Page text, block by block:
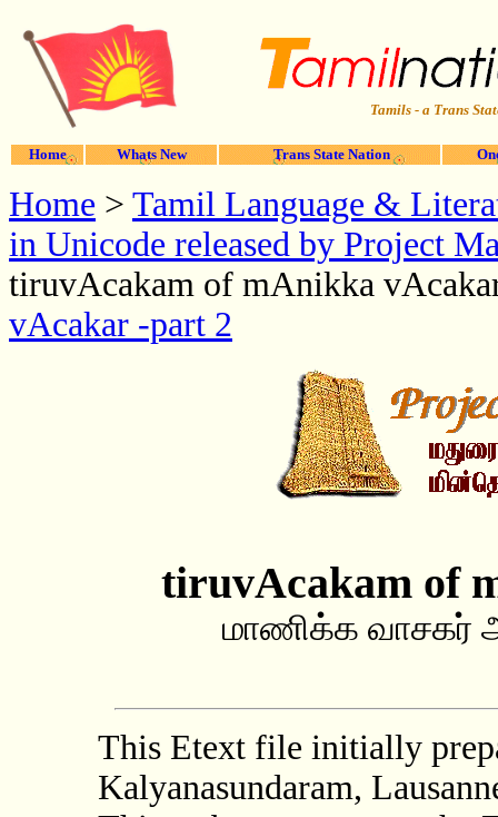
Tamils - a Trans
Home Whats New Trans State Nation
Home > Tamil Language &
in Unicode released by Project
tiruvAcakam of mAnikka
vAcakar -part 2
tiruvAcakam of
மாணிக்க வாசகர்
This Etext file initially
Kalyanasundaram,